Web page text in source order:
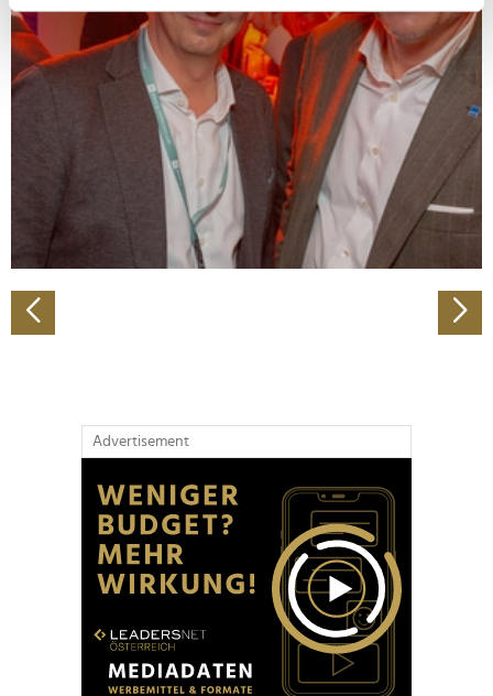
bestimmten Merkmalen (Fingerprinting) identifizieren
Erfahren Sie mehr darüber, wie Ihre persönlichen Daten
verarbeitet werden, und legen Sie Ihre Präferenzen im
Abschnitt Einzelheitenfest.
Wir verwenden Cookies, um Inhalte und Anzeigen zu
personalisieren, Funktionen für soziale Medien anbieten
zu können und die Zugriffe auf unsere Website zu
analysieren. Außerdem geben wir Informationen zu Ihrer
Verwendung unserer Website an unsere Partner für
soziale Medien, Werbung und Analysen weiter. Unsere
Partner führen diese Informationen möglicherweise mit
Advertisement